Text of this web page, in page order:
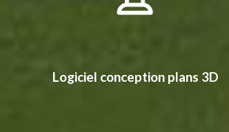
Logiciel conception plans 3D